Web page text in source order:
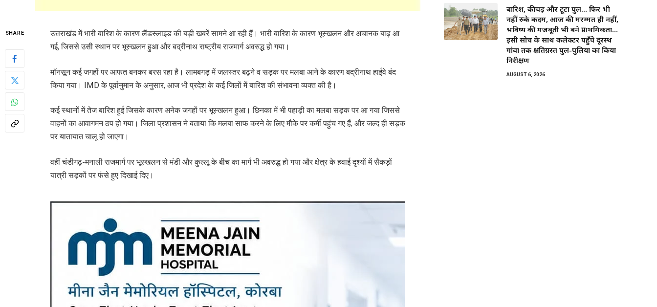
SHARE
उत्तराखंड में भारी बारिश के कारण लैंडस्लाइड की बड़ी खबरें सामने आ रही हैं। भारी बारिश के कारण भूस्खलन और अचानक बाढ़ आ
गई, जिससे उसी स्थान पर भूस्खलन हुआ और बद्रीनाथ राष्ट्रीय राजमार्ग अवरुद्ध हो गया।
मॉनसून कई जगहों पर आफत बनकर बरस रहा है। लामबगड़ में जलस्तर बढ़ने व सड़क पर मलबा आने के कारण बद्रीनाथ हाईवे बंद
किया गया। IMD के पूर्वानुमान के अनुसार, आज भी प्रदेश के कई जिलों में बारिश की संभावना व्यक्त की है।
कई स्थानों में तेज बारिश हुई जिसके कारण अनेक जगहों पर भूस्खलन हुआ। छिनका में भी पहाड़ी का मलबा सड़क पर आ गया जिससे
वाहनों का आवागमन ठप हो गया। जिला प्रशासन ने बताया कि मलबा साफ करने के लिए मौके पर कर्मी पहुंच गए हैं, और जल्द ही सड़क
पर यातायात चालू हो जाएगा।
वहीं चंडीगढ़-मनाली राजमार्ग पर भूस्खलन से मंडी और कुल्लू के बीच का मार्ग भी अवरुद्ध हो गया और क्षेत्र के हवाई दृश्यों में सैकड़ों
यात्री सड़कों पर फंसे हुए दिखाई दिए।
बारिश, कीचड़ और टूटा पुल… फिर भी
नहीं रुके कदम, आज की मरम्मत ही नहीं,
भविष्य की मजबूती भी बने प्राथमिकता…
इसी सोच के साथ कलेक्टर पहुँचे दूरस्थ
गांवों तक क्षतिग्रस्त पुल-पुलियों का किया
निरीक्षण
AUGUST 6, 2026